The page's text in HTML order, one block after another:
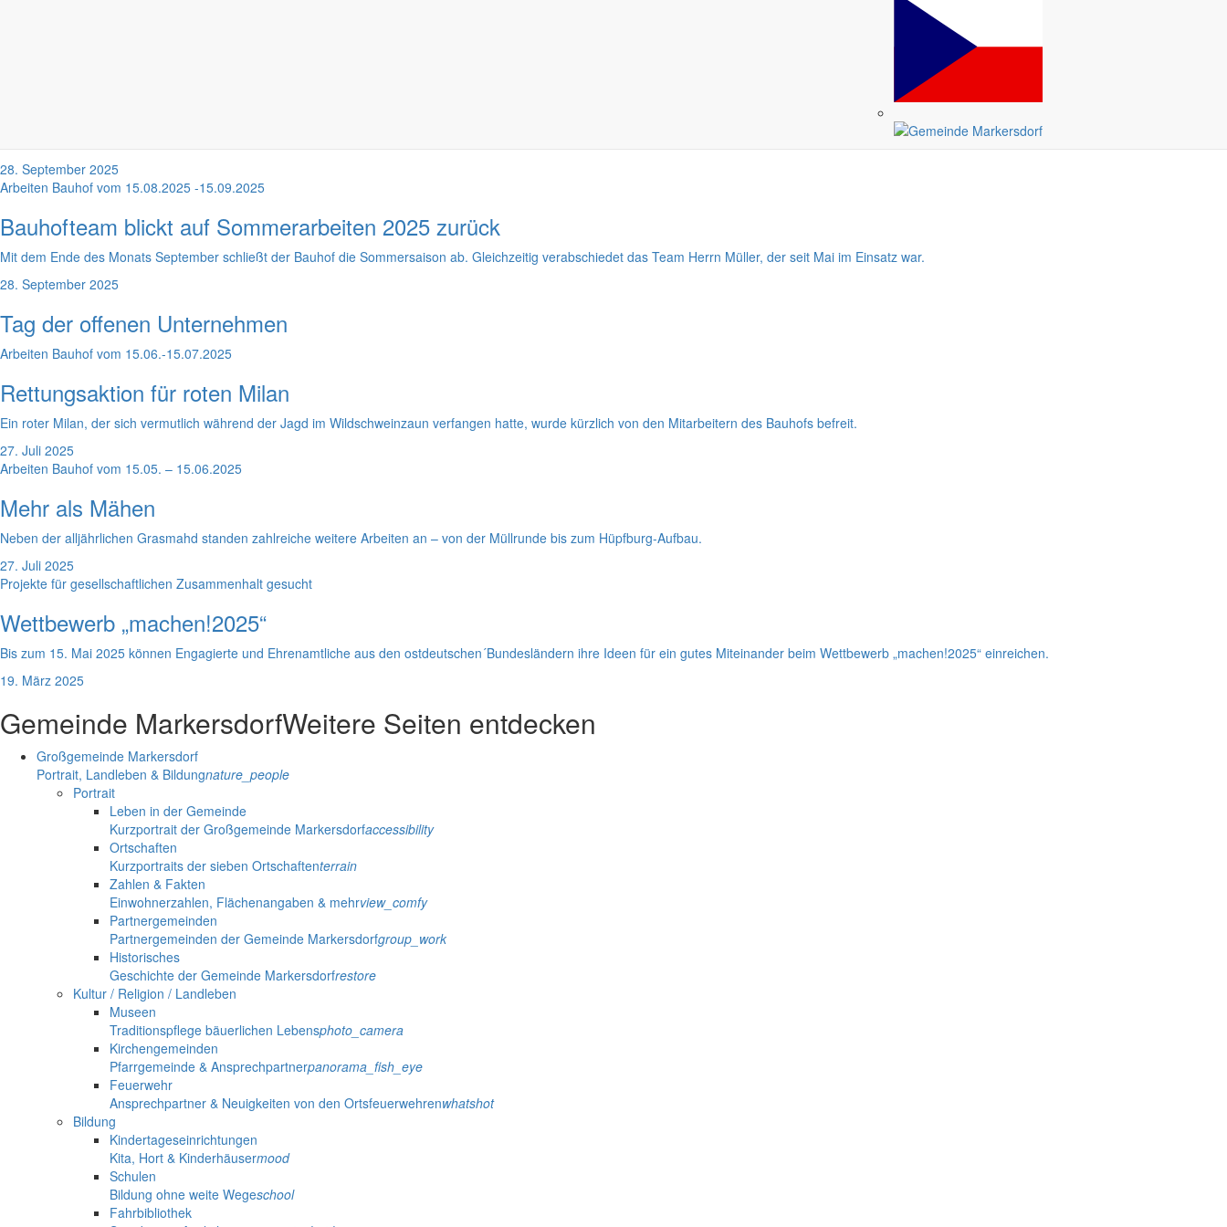
Während der Trend zum ‚Slow Travel‘ und Heimaturlaub immer mehr Menschen anspricht, suchen viele nach dem einen Ort, der alles vereint: Ruhe, Natur und die Nähe zu kulturellen Highlights.
In den vergangenen zwei Jahren haben die ehrenamtlichen Ortswanderwegewarte in der Gemeinde an der Erneuerung von Wanderwegbeschilderungen gearbeitet.
28. September 2025
Arbeiten Bauhof vom 15.08.2025 -15.09.2025
Bauhofteam blickt auf Sommerarbeiten 2025 zurück
Mit dem Ende des Monats September schließt der Bauhof die Sommersaison ab. Gleichzeitig verabschiedet das Team Herrn Müller, der seit Mai im Einsatz war.
28. September 2025
Tag der offenen Unternehmen
Arbeiten Bauhof vom 15.06.-15.07.2025
Rettungsaktion für roten Milan
Ein roter Milan, der sich vermutlich während der Jagd im Wildschweinzaun verfangen hatte, wurde kürzlich von den Mitarbeitern des Bauhofs befreit.
27. Juli 2025
Arbeiten Bauhof vom 15.05. – 15.06.2025
Mehr als Mähen
Neben der alljährlichen Grasmahd standen zahlreiche weitere Arbeiten an – von der Müllrunde bis zum Hüpfburg-Aufbau.
27. Juli 2025
Projekte für gesellschaftlichen Zusammenhalt gesucht
Wettbewerb „machen!2025“
Bis zum 15. Mai 2025 können Engagierte und Ehrenamtliche aus den ostdeutschen´Bundesländern ihre Ideen für ein gutes Miteinander beim Wettbewerb „machen!2025“ einreichen.
19. März 2025
Gemeinde MarkersdorfWeitere Seiten entdecken
Großgemeinde Markersdorf
Portrait, Landleben & Bildungnature_people
Portrait
Leben in der Gemeinde
Kurzportrait der Großgemeinde Markersdorfaccessibility
Ortschaften
Kurzportraits der sieben Ortschaftenterrain
Zahlen & Fakten
Einwohnerzahlen, Flächenangaben & mehrview_comfy
Partnergemeinden
Partnergemeinden der Gemeinde Markersdorfgroup_work
Historisches
Geschichte der Gemeinde Markersdorfrestore
Kultur / Religion / Landleben
Museen
Traditionspflege bäuerlichen Lebensphoto_camera
Kirchengemeinden
Pfarrgemeinde & Ansprechpartnerpanorama_fish_eye
Feuerwehr
Ansprechpartner & Neuigkeiten von den Ortsfeuerwehrenwhatshot
Bildung
Kindertageseinrichtungen
Kita, Hort & Kinderhäusermood
Schulen
Bildung ohne weite Wegeschool
Fahrbibliothek